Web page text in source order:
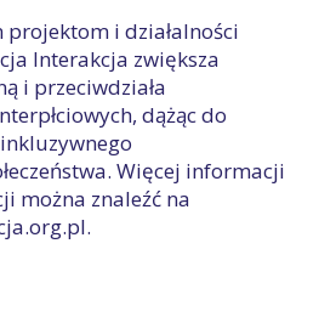
i działalności
Interakcja zwiększa
i przeciwdziała
dążąc do
Więcej informacji
można znaleźć na